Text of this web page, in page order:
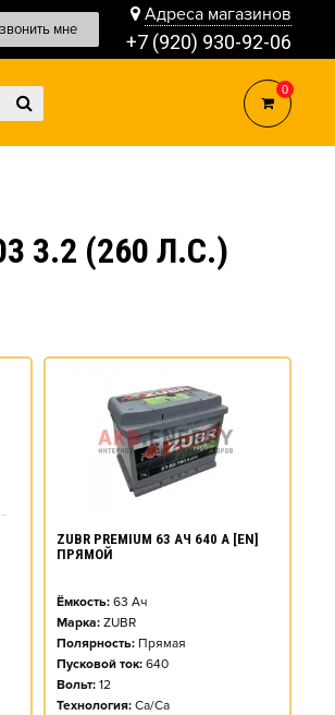
мне
Адреса магазинов
+7 (920) 930-92-06
0
3.2 (260 Л.С.)
ZUBR PREMIUM 63 АЧ 640 А [EN]
ПРЯМОЙ
Ёмкость: 63 Ач
Марка: ZUBR
Полярность: Прямая
Пусковой ток: 640
Вольт: 12
Технология: Ca/Ca